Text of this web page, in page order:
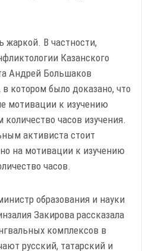
жаркой. В частности,
Казанского
Андрей Большаков
котором было доказано, что
мотивации к изучению
часов изучения.
активиста стоит
на мотивации к изучению
часов.
образования и науки
Закирова рассказала
комплексов в
русский, татарский и